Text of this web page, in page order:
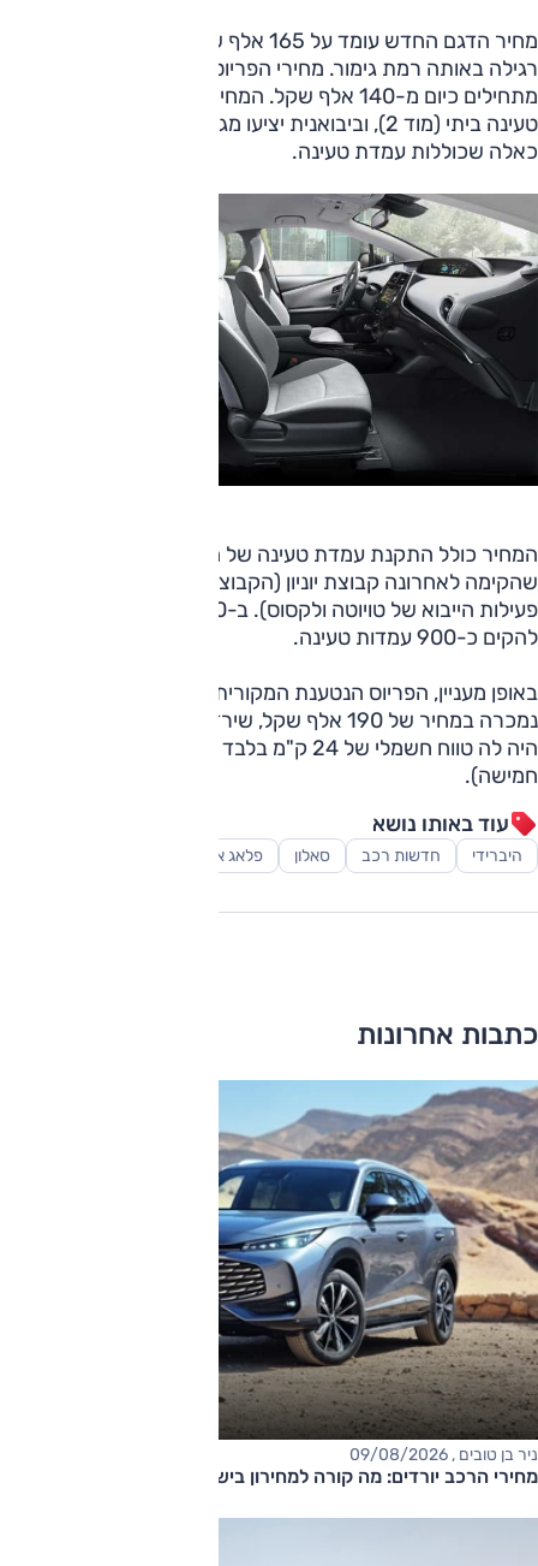
רגילה באותה רמת גימור. מחירי הפריוס ללא טעינה ממקור חיצוני
טעינה ביתי (מוד 2), וביבואנית יציעו מגוון חבילות רכישה, כולל
כאלה שכוללות עמדת טעינה.
שהקימה לאחרונה קבוצת יוניון (הקבוצה שמאגדת בתוכה גם את
להקים כ-900 עמדות טעינה.
היה לה טווח חשמלי של 24 ק"מ בלבד ומקום לארבעה (כיום
חמישה).
עוד באותו נושא
היברידי חדשות רכב סאלון פלאג אין
כתבות אחרונות
ניר בן טובים , 09/08/2026
מחירי הרכב יורדים: מה קורה למחירון בישראל?